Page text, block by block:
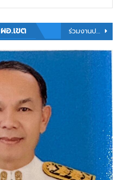
ร่วมงานประชุมสัมมนาทางวิชาการ แลกเปลี่ยนเรียนรู้และถอดประสบการณ์พัฒนาการนิเทศการศึกษาตามนโยบาย “เรียนดี มีความสุข”
อ.เขต